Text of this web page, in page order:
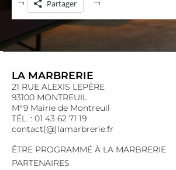
Partager
LA MARBRERIE
21 RUE ALEXIS LEPÈRE
93100 MONTREUIL
M°9 Mairie de Montreuil
TÉL. : 01 43 62 71 19
contact(@)lamarbrerie.fr
ÊTRE PROGRAMMÉ À LA MARBRERIE
PARTENAIRES